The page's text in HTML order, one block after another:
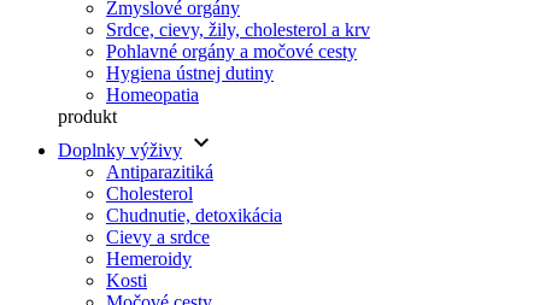
Zmyslové orgány
Srdce, cievy, žily, cholesterol a krv
Pohlavné orgány a močové cesty
Hygiena ústnej dutiny
Homeopatia
produkt
Doplnky výživy keyboard_arrow_down
Antiparazitiká
Cholesterol
Chudnutie, detoxikácia
Cievy a srdce
Hemeroidy
Kosti